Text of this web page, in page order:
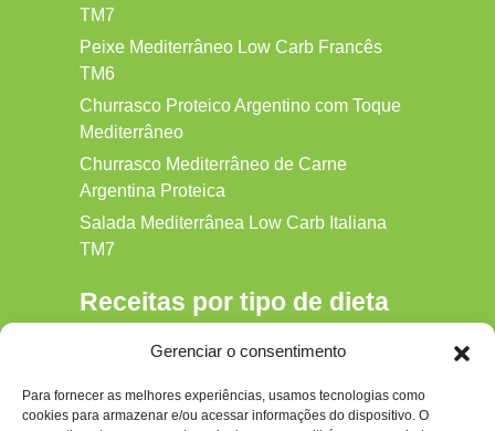
Gerenciar o consentimento
Para fornecer as melhores experiências, usamos tecnologias como
cookies para armazenar e/ou acessar informações do dispositivo. O
TM7
Peixe Mediterrâneo Low Carb Francês
TM6
Churrasco Proteico Argentino com Toque
Mediterrâneo
Churrasco Mediterrâneo de Carne
Argentina Proteica
Salada Mediterrânea Low Carb Italiana
TM7
Receitas por tipo de dieta
Gluten‑free